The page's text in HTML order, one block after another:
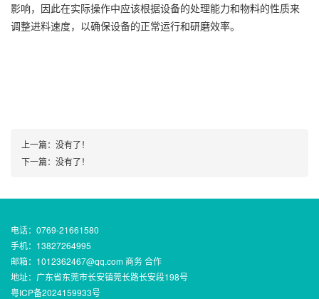
影响，因此在实际操作中应该根据设备的处理能力和物料的性质来
调整进料速度，以确保设备的正常运行和研磨效率。
上一篇：没有了！
下一篇：没有了！
电话：0769-21661580
手机：13827264995
邮箱：1012362467@qq.com 商务 合作
地址：广东省东莞市长安镇莞长路长安段198号
粤ICP备2024159933号